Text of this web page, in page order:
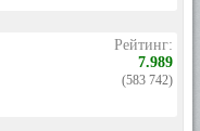
Рейтинг:
7.989
(583 742)